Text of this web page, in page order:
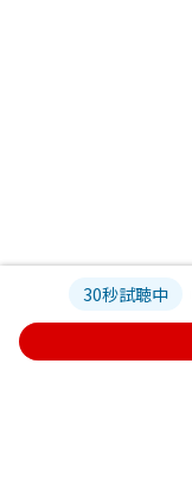
30秒試聴中